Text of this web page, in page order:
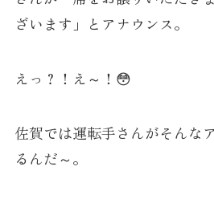
ざいます」とアナウンス。
えっ？！え～！😳
佐賀では運転手さんがそんな
るんだ～。